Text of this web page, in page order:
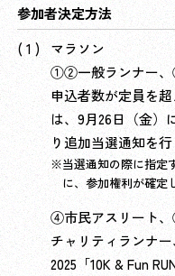
参加者決定方法
マラソン
①②一般ランナー、
申込者数が定員を
は、9月26日（金）
り追加当選通知を
当選通知の際に指定
に、参加権利が確定
④市民アスリート
チャリティランナ
2025「10K & Fun